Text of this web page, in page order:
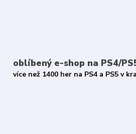
oblíbený e-shop na PS4/
více než 1400 her na PS4 a PS5 v